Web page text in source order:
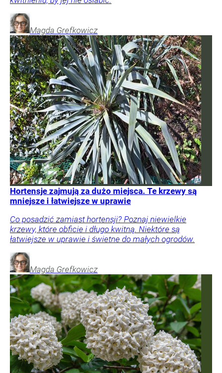
Magda Grefkowicz
Hortensje zajmują za dużo miejsca. Te krzewy są
mniejsze i łatwiejsze w uprawie
Co posadzić zamiast hortensji? Poznaj niewielkie
krzewy, które obficie i długo kwitną. Niektóre są
łatwiejsze w uprawie i świetne do małych ogrodów.
Magda Grefkowicz